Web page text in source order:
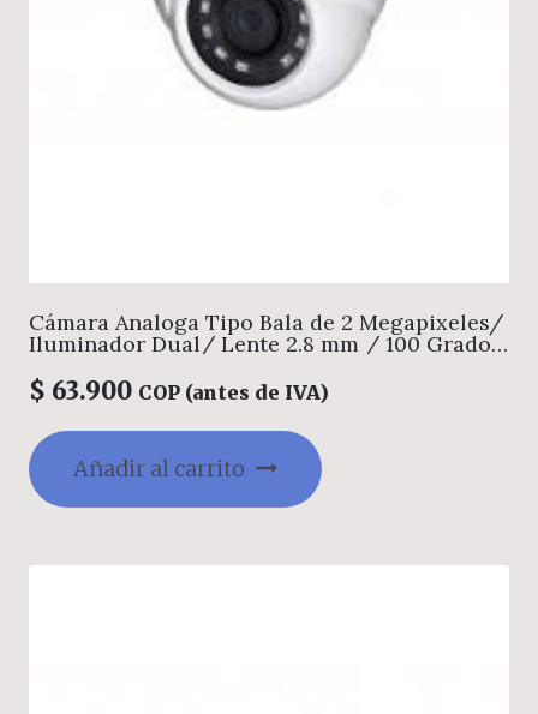
Cámara Analoga Tipo Bala de 2 Megapixeles/
Iluminador Dual/ Lente 2.8 mm / 100 Grados
CVI/TVI/AHD/CBVS/ IP67/ DIDIRECCIONAL
MIC 8MT/ PLASTICA
$ 63.900 COP (antes de IVA)
Añadir al carrito